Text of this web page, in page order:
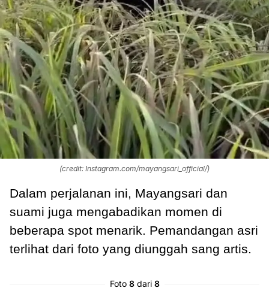
(credit: Instagram.com/mayangsari_official/)
Dalam perjalanan ini, Mayangsari dan
suami juga mengabadikan momen di
beberapa spot menarik. Pemandangan asri
terlihat dari foto yang diunggah sang artis.
Foto 8dari 8